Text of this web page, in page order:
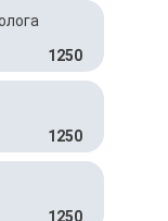
1250
1250
1250